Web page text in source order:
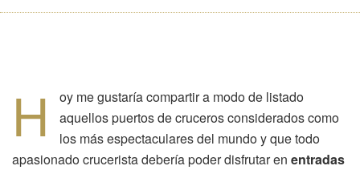
H
oy me gustaría compartir a modo de listado
aquellos puertos de cruceros considerados como
los más espectaculares del mundo y que todo
apasionado crucerista debería poder disfrutar en entradas